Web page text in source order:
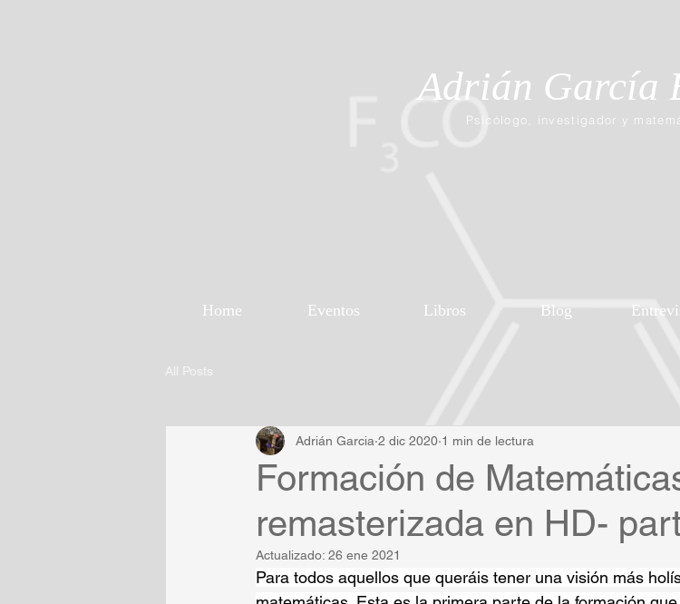
Psícólogo, investigador y
Adrián García
Home Eventos Libros Blog
All Posts
Formación de
remasterizada en HD-
Adrián Garcia 2 dic 2020 1 min de lectura
Actualizado: 26 ene 2021
Para todos aquellos que queráis tener una visión más